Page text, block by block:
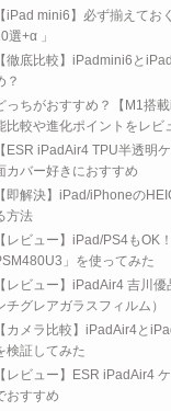
【iPad mini6】必ず揃えてお
選+α 」
【徹底比較】iPadmini6と
？
っちがおすすめ？【M1搭
比較や進化ポイントをレビ
【ESR iPadAir4 TPU半透明
カバー好きにおすすめ
【即解決】iPad/iPhoneの
方法
【レビュー】iPad/PS4もOK
」を使ってみた
【レビュー】iPadAir4 吉川
チグレアガラスフィルム）
【カメラ比較】iPadAir4と
検証してみた
【レビュー】ESR iPadAir4
おすすめ